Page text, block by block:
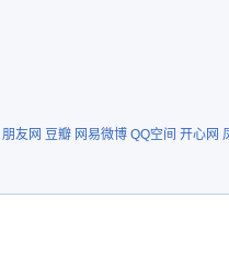
朋友网 豆瓣 网易微博 QQ空间 开心网